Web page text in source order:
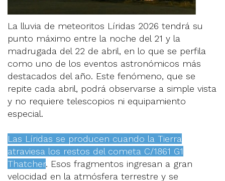
La lluvia de meteoritos Líridas 2026 tendrá su
punto máximo entre la noche del 21 y la
madrugada del 22 de abril, en lo que se perfila
como uno de los eventos astronómicos más
destacados del año. Este fenómeno, que se
repite cada abril, podrá observarse a simple vista
y no requiere telescopios ni equipamiento
especial.
Las Líridas se producen cuando la Tierra
atraviesa los restos del cometa C/1861 G1
Thatcher. Esos fragmentos ingresan a gran
velocidad en la atmósfera terrestre y se